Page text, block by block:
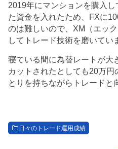
2019年にマンションを購入
た資金を入れたため、FXに
のは難しいので、XM（エッ
してトレード技術を磨いてい
寝ている間に為替レートが大
カットされたとしても20万
とりを持ちながらトレードと
日々のトレード運用成績